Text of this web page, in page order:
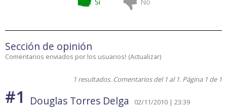
Sección de opinión
Comentarios enviados por los usuarios! (Actualizar)
1 resultados. Comentarios del 1 al 1. Página 1 de 1
#1 Douglas Torres Delga 02/11/2010 | 23:39